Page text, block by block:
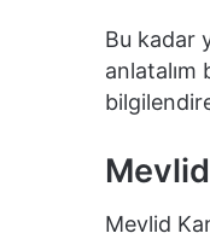
Bu kadar
anlatalım
Mevlid